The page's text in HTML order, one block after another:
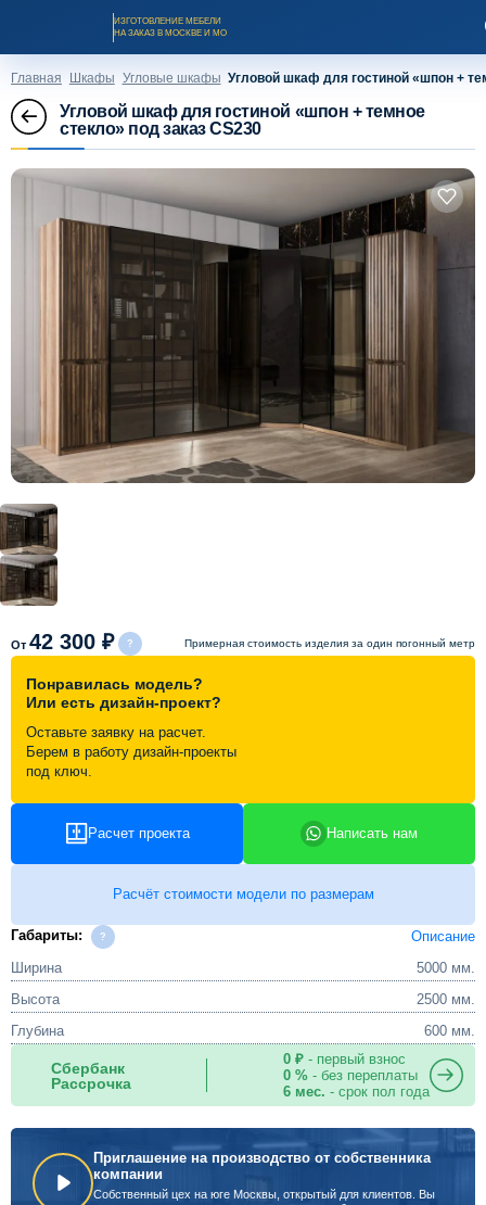
ИЗГОТОВЛЕНИЕ МЕБЕЛИ
НА ЗАКАЗ В МОСКВЕ И МО
Заказать звонок
Каталог мебели на заказ
О компании
Оплата и доставка
Рассрочка и кредит
Схема работы
Акции и скидки
Портфолио
Видеоотзывы
Статьи
Контакты
Главная Шкафы Угловые шкафы Угловой шкаф для гостиной «шпон +
Угловой шкаф для гостиной «шпон + темное
стекло» под заказ CS230
От 42 300 ₽ Примерная стоимость изделия за один погонный метр
Понравилась модель?
Или есть дизайн-проект?
Оставьте заявку на расчет.
Берем в работу дизайн-проекты
под ключ.
Расчет проекта Написать нам
Расчёт стоимости модели по размерам
Габариты:
Описание
Ширина
5000 мм.
Высота
2500 мм.
Глубина
600 мм.
Сбербанк
Рассрочка
0 ₽- первый взнос
0 %- без переплаты
6 мес. - срок пол года
Приглашение на производство от собственника
компании
Собственный цех на юге Москвы, открытый для клиентов. Вы